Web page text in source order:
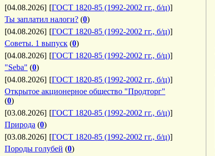
[04.08.2026] [ГОСТ 1820-85 (1992-2002 гг., б/ц)]
Ты заплатил налоги? (0)
[04.08.2026] [ГОСТ 1820-85 (1992-2002 гг., б/ц)]
Советы. 1 выпуск (0)
[04.08.2026] [ГОСТ 1820-85 (1992-2002 гг., б/ц)]
"Seba" (0)
[04.08.2026] [ГОСТ 1820-85 (1992-2002 гг., б/ц)]
Открытое акционерное общество "Продторг"
(0)
[03.08.2026] [ГОСТ 1820-85 (1992-2002 гг., б/ц)]
Природа (0)
[03.08.2026] [ГОСТ 1820-85 (1992-2002 гг., б/ц)]
Породы голубей (0)